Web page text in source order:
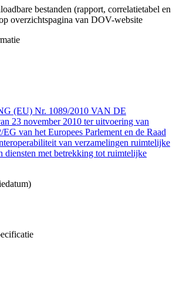
bestanden (rapport, correlatietabel en
overzichtspagina van DOV-website
(EU) Nr. 1089/2010 VAN DE
23 november 2010 ter uitvoering van
van het Europees Parlement en de Raad
van verzamelingen ruimtelijke
diensten met betrekking tot ruimtelijke